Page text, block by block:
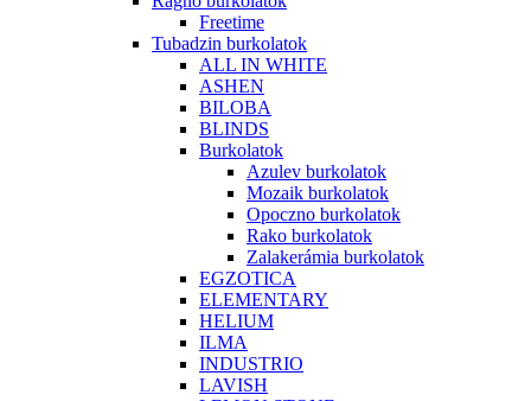
Freetime
Tubadzin burkolatok
ALL IN WHITE
ASHEN
BILOBA
BLINDS
Burkolatok
Azulev burkolatok
Mozaik burkolatok
Opoczno burkolatok
Rako burkolatok
Zalakerámia burkolatok
EGZOTICA
ELEMENTARY
HELIUM
ILMA
INDUSTRIO
LAVISH